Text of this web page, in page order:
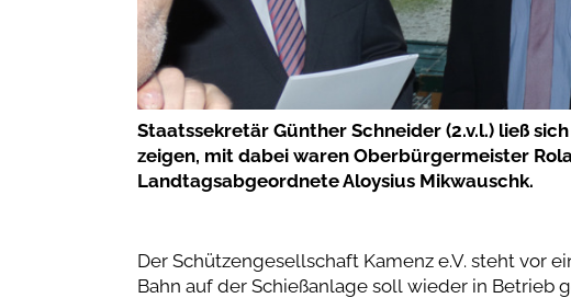
Staatssekretär Günther Schneider (2.v.l.) ließ
zeigen, mit dabei waren Oberbürgermeister
Landtagsabgeordnete Aloysius Mikwauschk.
Der Schützengesellschaft Kamenz e.V. steht vor
Bahn auf der Schießanlage soll wieder in Betrieb